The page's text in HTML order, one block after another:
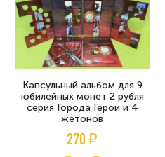
Капсульный альбом для 9
юбилейных монет 2 рубля
серия Города Герои и 4
жетонов
270 ₽